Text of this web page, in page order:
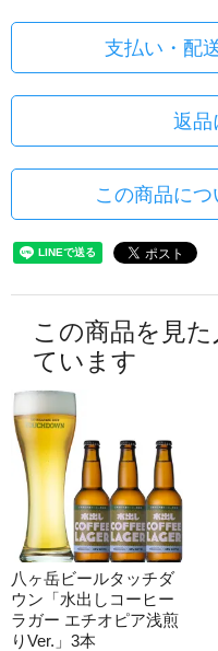
支払い・配
返品
この商品に
この商品を見
ています
八ヶ岳ビールタッチダ
ウン「水出しコーヒー
ラガー エチオピア浅煎
りVer.」3本